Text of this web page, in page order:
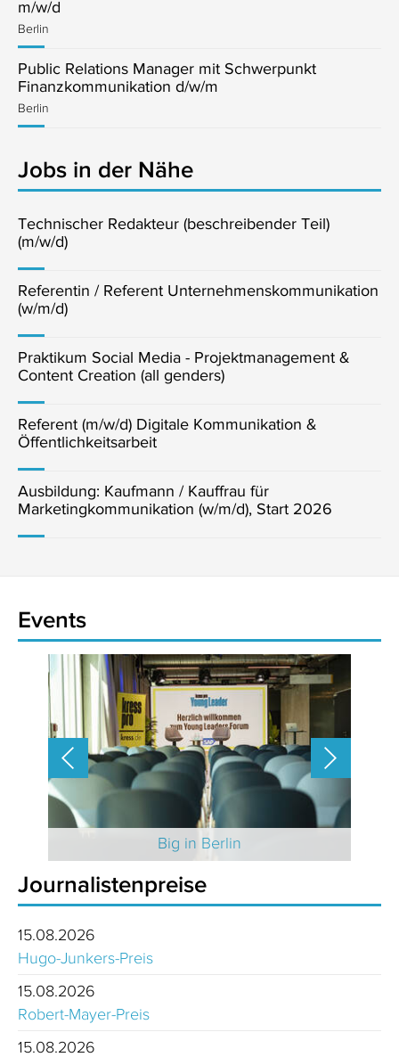
m/w/d
Berlin
Public Relations Manager mit Schwerpunkt
Finanzkommunikation d/w/m
Berlin
Jobs in der Nähe
Technischer Redakteur (beschreibender Teil)
(m/w/d)
Referentin / Referent Unternehmenskommunikation
(w/m/d)
Praktikum Social Media - Projektmanagement &
Content Creation (all genders)
Referent (m/w/d) Digitale Kommunikation &
Öffentlichkeitsarbeit
Ausbildung: Kaufmann / Kauffrau für
Marketingkommunikation (w/m/d), Start 2026
Events
Big in Berlin
Journalistenpreise
15.08.2026
Hugo-Junkers-Preis
15.08.2026
Robert-Mayer-Preis
15.08.2026